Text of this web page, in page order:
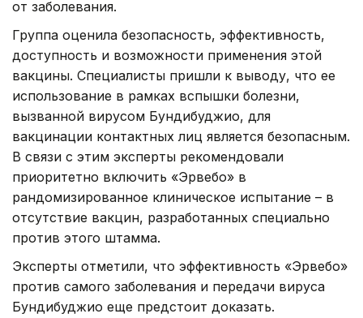
от заболевания.
Группа оценила безопасность, эффективность,
доступность и возможности применения этой
вакцины. Специалисты пришли к выводу, что ее
использование в рамках вспышки болезни,
вызванной вирусом Бундибуджио, для
вакцинации контактных лиц является безопасным.
В связи с этим эксперты рекомендовали
приоритетно включить «Эрвебо» в
рандомизированное клиническое испытание – в
отсутствие вакцин, разработанных специально
против этого штамма.
Эксперты отметили, что эффективность «Эрвебо»
против самого заболевания и передачи вируса
Бундибуджио еще предстоит доказать.